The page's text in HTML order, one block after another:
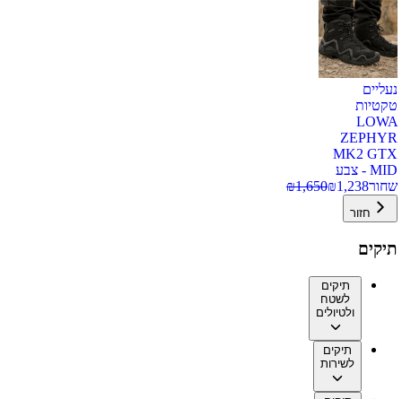
נעליים
טקטיות
LOWA
ZEPHYR
MK2 GTX
MID - צבע
שחור
₪1,238
₪1,650
חזור
תיקים
תיקים
לשטח
ולטיולים
תיקים
לשירות